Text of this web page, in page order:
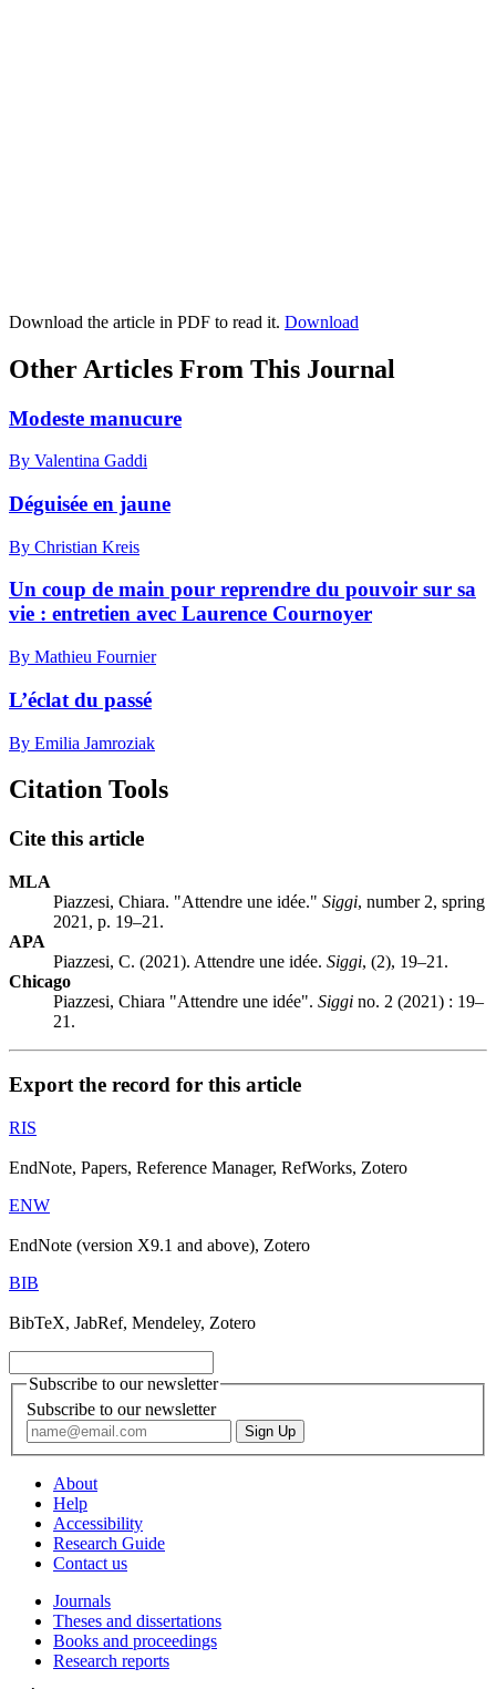
Download the article in PDF to read it. Download
Other Articles From This Journal
Modeste manucure
By Valentina Gaddi
Déguisée en jaune
By Christian Kreis
Un coup de main pour reprendre du pouvoir sur sa
vie : entretien avec Laurence Cournoyer
By Mathieu Fournier
L’éclat du passé
By Emilia Jamroziak
Citation Tools
Cite this article
MLA
Piazzesi, Chiara. "Attendre une idée." Siggi, number 2, spring
2021, p. 19–21.
APA
Piazzesi, C. (2021). Attendre une idée. Siggi, (2), 19–21.
Chicago
Piazzesi, Chiara "Attendre une idée". Siggi no. 2 (2021) : 19–
21.
Export the record for this article
RIS
EndNote, Papers, Reference Manager, RefWorks, Zotero
ENW
EndNote (version X9.1 and above), Zotero
BIB
BibTeX, JabRef, Mendeley, Zotero
Subscribe to our newsletter
Subscribe to our newsletter
About
Help
Accessibility
Research Guide
Contact us
Journals
Theses and dissertations
Books and proceedings
Research reports